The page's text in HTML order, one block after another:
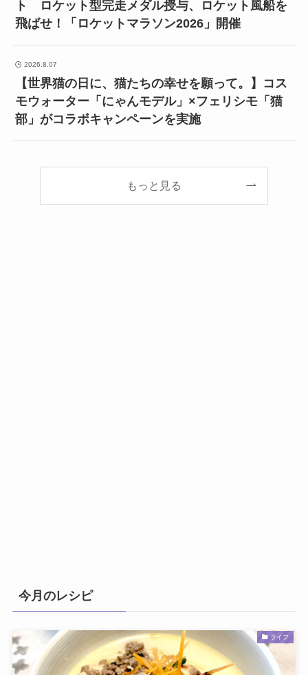
ト ロケット型完走メダル授与、ロケット風船を
飛ばせ！「ロケットマラソン2026」開催
2026.8.07
【世界猫の日に、猫たちの幸せを願って。】コス
モウォーター「にゃんモデル」×フェリシモ「猫
部」がコラボキャンペーンを実施
もっと見る
今月のレシピ
ライフ